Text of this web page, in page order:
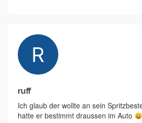
ruff
Ich glaub der wollte an sein
hatte er bestimmt draussen im Auto